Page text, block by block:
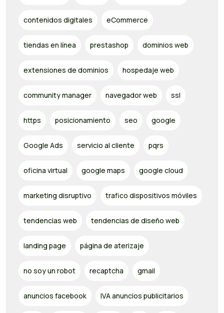
contenidos digitales eCommerce
tiendas en línea prestashop dominios web
extensiones de dominios hospedaje web
community manager navegador web ssl
https posicionamiento seo google
Google Ads servicio al cliente pqrs
oficina virtual google maps google cloud
marketing disruptivo trafico dispositivos móviles
tendencias web tendencias de diseño web
landing page página de aterizaje
no soy un robot recaptcha gmail
anuncios facebook IVA anuncios publicitarios